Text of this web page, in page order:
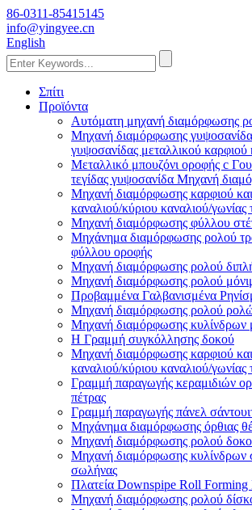
86-0311-85415145
info@yingyee.cn
English
Σπίτι
Προϊόντα
Αυτόματη μηχανή διαμόρφωσης
Μηχανή διαμόρφωσης
γυψοσανίδας μεταλλικού καρφιού
Μεταλλικό μπουζόνι οροφής c
τεγίδας γυψοσανίδα Μηχανή
Μηχανή διαμόρφωσης καρφιού
καναλιού/κύριου καναλιού/γωνίας
Μηχανή διαμόρφωσης φύλλου
Μηχάνημα διαμόρφωσης ρολού
φύλλου οροφής
Μηχανή διαμόρφωσης ρολού
Μηχανή διαμόρφωσης ρολού
Προβαμμένα Γαλβανισμένα
Μηχανή διαμόρφωσης ρολού
Μηχανή διαμόρφωσης κυλίνδρων
H Γραμμή συγκόλλησης δοκού
Μηχανή διαμόρφωσης καρφιού
καναλιού/κύριου καναλιού/γωνίας
Γραμμή παραγωγής κεραμιδιών
πέτρας
Γραμμή παραγωγής πάνελ
Μηχάνημα διαμόρφωσης όρθιας
Μηχανή διαμόρφωσης ρολού
Μηχανή διαμόρφωσης κυλίνδρων
σωλήνας
Πλατεία Downspipe Roll Forming
Μηχανή διαμόρφωσης ρολού